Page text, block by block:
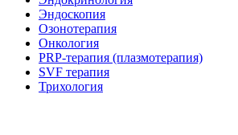
Эндоскопия
Озонотерапия
Онкология
PRP-терапия (плазмотерапия)
SVF терапия
Трихология